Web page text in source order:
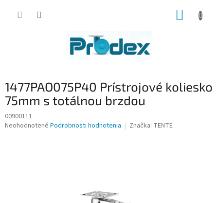
1477PAO075P40 Prístrojové koliesko
75mm s totálnou brzdou
00900111
Priemerné
Neohodnotené Podrobnosti hodnotenia Značka: TENTE